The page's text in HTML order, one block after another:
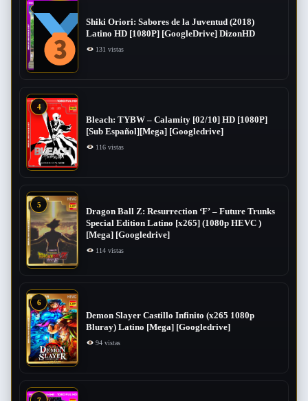
Shiki Oriori: Sabores de la Juventud (2018)
Latino HD [1080P] [GoogleDrive] DizonHD
131 vistas
4
Bleach: TYBW – Calamity [02/10] HD [1080P]
[Sub Español][Mega] [Googledrive]
116 vistas
5
Dragon Ball Z: Resurrection ‘F’ – Future Trunks
Special Edition Latino [x265] (1080p HEVC )
[Mega] [Googledrive]
114 vistas
6
Demon Slayer Castillo Infinito (x265 1080p
Bluray) Latino [Mega] [Googledrive]
94 vistas